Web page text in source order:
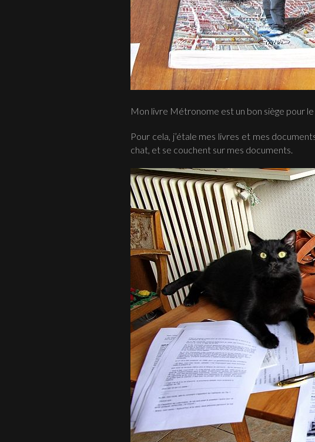
Mon livre Métronome est un bon siège pour
Pour cela, j’étale mes livres et mes
chat, et se couchent sur mes documents.